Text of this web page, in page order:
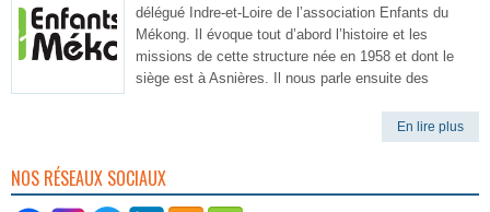
délégué Indre-et-Loire de l’association Enfants du
Mékong. Il évoque tout d’abord l’histoire et les
missions de cette structure née en 1958 et dont le
siège est à Asnières. Il nous parle ensuite des
En lire plus
NOS RÉSEAUX SOCIAUX